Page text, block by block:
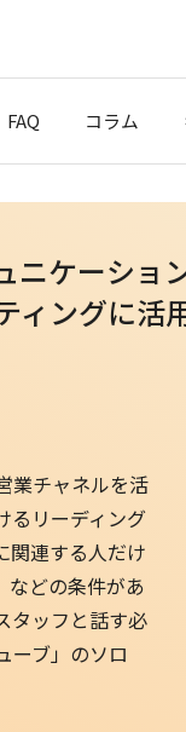
FAQ コラム
ニケーショ
ィングに活
業チャネルを活
るリーディング
関連する人だけ
などの条件があ
タッフと話す必
ーブ」のソロ